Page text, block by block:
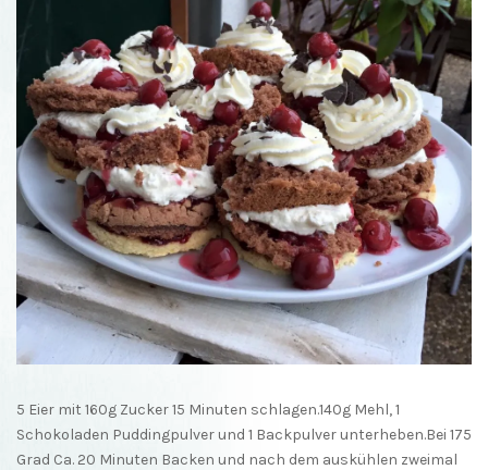
5 Eier mit 160g Zucker 15 Minuten schlagen.140g Mehl, 1
Schokoladen Puddingpulver und 1 Backpulver unterheben.Bei 175
Grad Ca. 20 Minuten Backen und nach dem auskühlen zweimal